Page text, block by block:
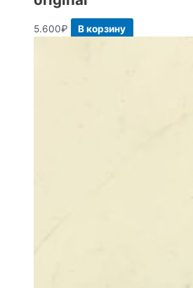
5.600₽ В корзину